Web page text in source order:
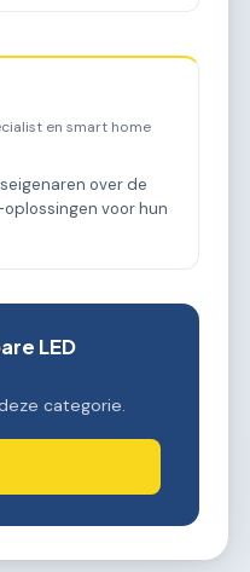
en smart home
over de
oplossingen voor hun
LED
categorie.